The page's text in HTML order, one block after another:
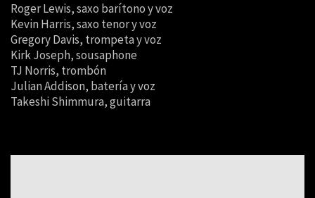
Roger Lewis, saxo barítono y voz
Kevin Harris, saxo tenor y voz
Gregory Davis, trompeta y voz
Kirk Joseph, sousaphone
TJ Norris, trombón
Julian Addison, batería y voz
Takeshi Shimmura, guitarra